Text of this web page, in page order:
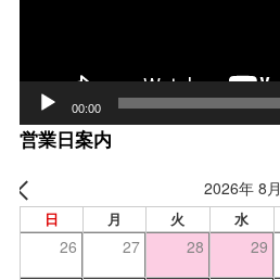
00:00
営業日案内
2026年 8月
日 月 火 水
26 27 28 29